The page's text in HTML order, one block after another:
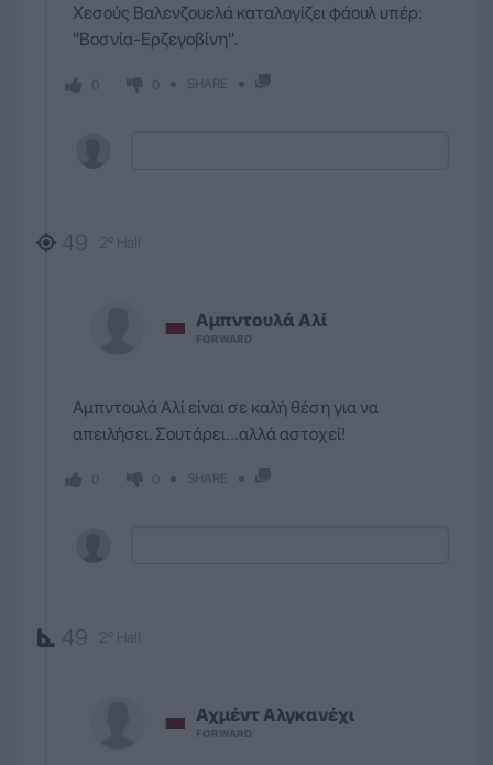
Χεσούς Βαλενζουελά καταλογίζει φάουλ υπέρ:
''Βοσνία-Ερζεγοβίνη''.
SHARE
49 2º Half
Αμπντουλά Αλί
FORWARD
Αμπντουλά Αλί είναι σε καλή θέση για να
απειλήσει. Σουτάρει...αλλά αστοχεί!
SHARE
49 2º Half
Αχμέντ Αλγκανέχι
FORWARD